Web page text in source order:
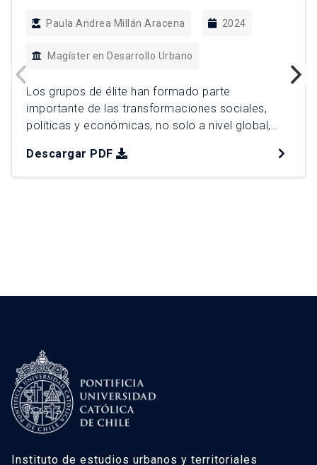
Paula Andrea Millán Aracena 2024
Magíster en Desarrollo Urbano
Los grupos de élite han formado parte
importante de las transformaciones sociales,
políticas y económicas, no solo a nivel global,
contexto, las elecciones residenciales de dichos
grupos, junto a políticas públicas alineadas con
Descargar PDF
Instituto de estudios urbanos y territoriales